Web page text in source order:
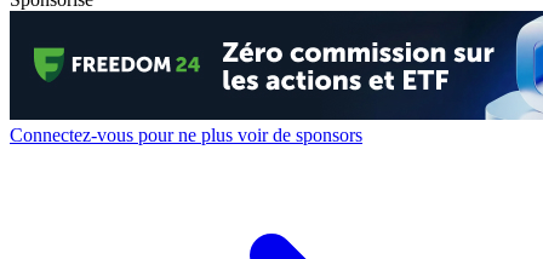
Connectez-vous pour ne plus voir de sponsors